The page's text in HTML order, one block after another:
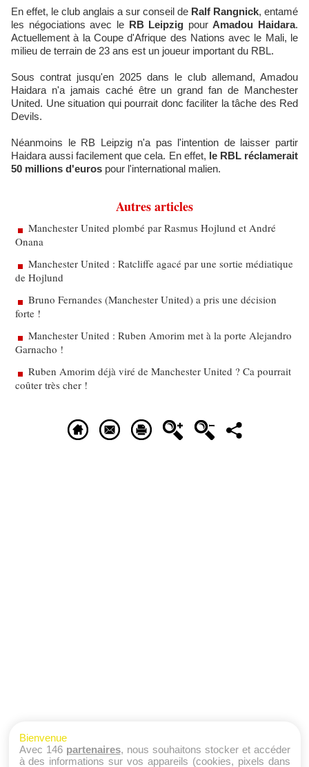
En effet, le club anglais a sur conseil de Ralf Rangnick, entamé
les négociations avec le RB Leipzig pourAmadou Haidara.
Actuellement à la Coupe d'Afrique des Nations avec le Mali, le
milieu de terrain de 23 ans est un joueur important du RBL.
Sous contrat jusqu'en 2025 dans le club allemand, Amadou
Haidara n'a jamais caché être un grand fan de Manchester
United. Une situation qui pourrait donc faciliter la tâche des Red
Devils.
Néanmoins le RB Leipzig n'a pas l'intention de laisser partir
Haidara aussi facilement que cela. En effet, le RBL réclamerait
50 millions d'euros pour l'international malien.
Autres articles
Manchester United plombé par Rasmus Hojlund et André
Onana
Manchester United : Ratcliffe agacé par une sortie médiatique
de Hojlund
Bruno Fernandes (Manchester United) a pris une décision
forte !
Manchester United : Ruben Amorim met à la porte Alejandro
Garnacho !
Ruben Amorim déjà viré de Manchester United ? Ca pourrait
coûter très cher !
Bienvenue
Avec 146 partenaires, nous souhaitons stocker et accéder
à des informations sur vos appareils (cookies, pixels dans